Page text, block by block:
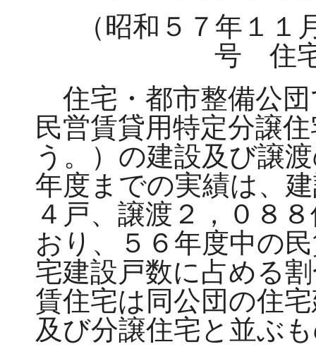
（昭和５７年１
号 住
住宅・都市整備公団
民営賃貸用特定分譲
う。）の建設及び譲
年度までの実績は、
４戸、譲渡２，０８
おり、５６年度中の
宅建設戸数に占める
賃住宅は同公団の住
及び分譲住宅と並ぶ